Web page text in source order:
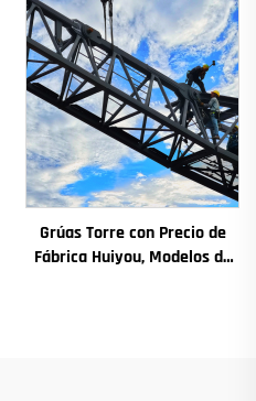
destinado a Argelia
Grúas Torre con Precio de
Fábrica Huiyou, Modelos de